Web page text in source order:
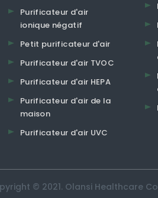
Purificateur d'air
ionique négatif
Petit purificateur d'air
Purificateur d'air TVOC
Purificateur d'air HEPA
Purificateur d'air de la
maison
Purificateur d'air UVC
© 2021. Olansi Healthcare